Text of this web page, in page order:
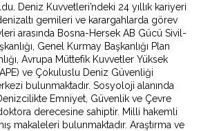
Deniz Kuvvetleri’ndeki 24 yıllık kariyeri
gemileri ve karargahlarda görev
arasında Bosna-Hersek AB Gücü Sivil-
Genel Kurmay Başkanlığı Plan
Avrupa Müttefik Kuvvetler Yüksek
ve Çokuluslu Deniz Güvenliği
bulunmaktadır. Sosyoloji alanında
Emniyet, Güvenlik ve Çevre
derecesine sahiptir. Milli hakemli
makaleleri bulunmaktadır. Araştırma ve